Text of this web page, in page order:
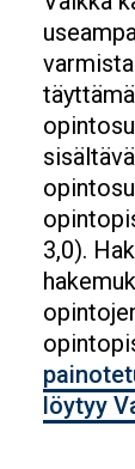
3,0).
löytyy